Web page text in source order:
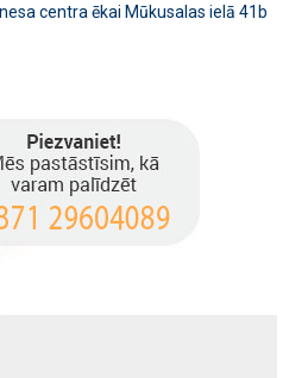
centra ēkai Mūkusalas ielā 41b